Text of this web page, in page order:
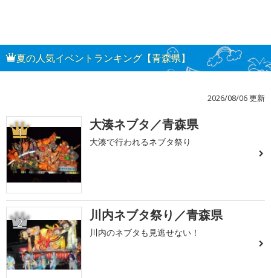
夏の人気イベントランキング【青森県】
2026/08/06 更新
1 大湊ネブタ／青森県
大湊で行われるネブタ祭り
2 川内ネブタ祭り／青森県
川内のネブタも見逃せない！